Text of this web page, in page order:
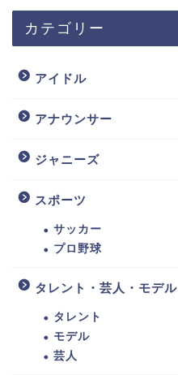
カテゴリー
アイドル
アナウンサー
ジャニーズ
スポーツ
サッカー
プロ野球
タレント・芸人・モデル
タレント
モデル
芸人